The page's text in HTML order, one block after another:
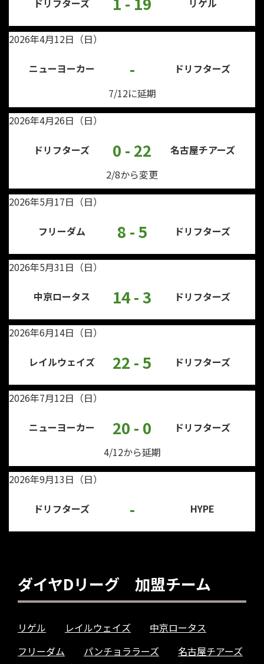
ドリフターズ リゲル
2026年4月12日（日）
ニューヨーカー -
ドリフターズ
7/12に延期
2026年4月26日（日）
ドリフターズ 0 - 22
名古屋チアーズ
2/8から変更
2026年5月17日（日）
フリーダム 8 - 5 ドリフターズ
2026年5月31日（日）
中京ロータス 14 - 3 ドリフターズ
2026年6月14日（日）
レイルウェイズ 22 - 5 ドリフターズ
2026年7月12日（日）
ニューヨーカー 20 - 0
ドリフターズ
4/12から延期
2026年9月13日（日）
ドリフターズ - HYPE
ダイヤDリーグ 加盟チーム
リゲル レイルウェイズ
中京ロータス
フリーダム
パンチョララーズ
名古屋チアーズ